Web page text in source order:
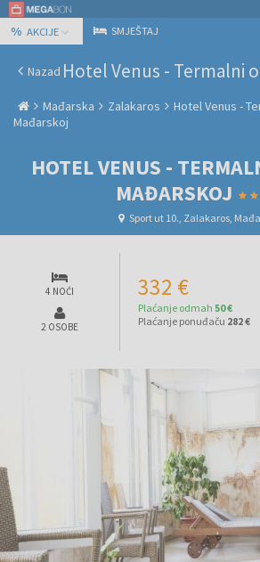
% AKCIJE SMJEŠTAJ
Nazad
Mađarska Zalakaros
Hotel Venus -
Mađarskoj
HOTEL VENUS -
MAĐARSKOJ
Sport ut 10., Zalakaros,
4 NOĆI
2 OSOBE
332 €
Plaćanje odmah 50 €
Plaćanje ponuđaču 282 €